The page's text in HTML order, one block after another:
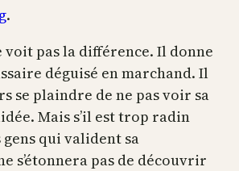
.
voit pas la différence. Il donne
déguisé en marchand. Il
se plaindre de ne pas voir sa
Mais s’il est trop radin
qui valident sa
s’étonnera pas de découvrir